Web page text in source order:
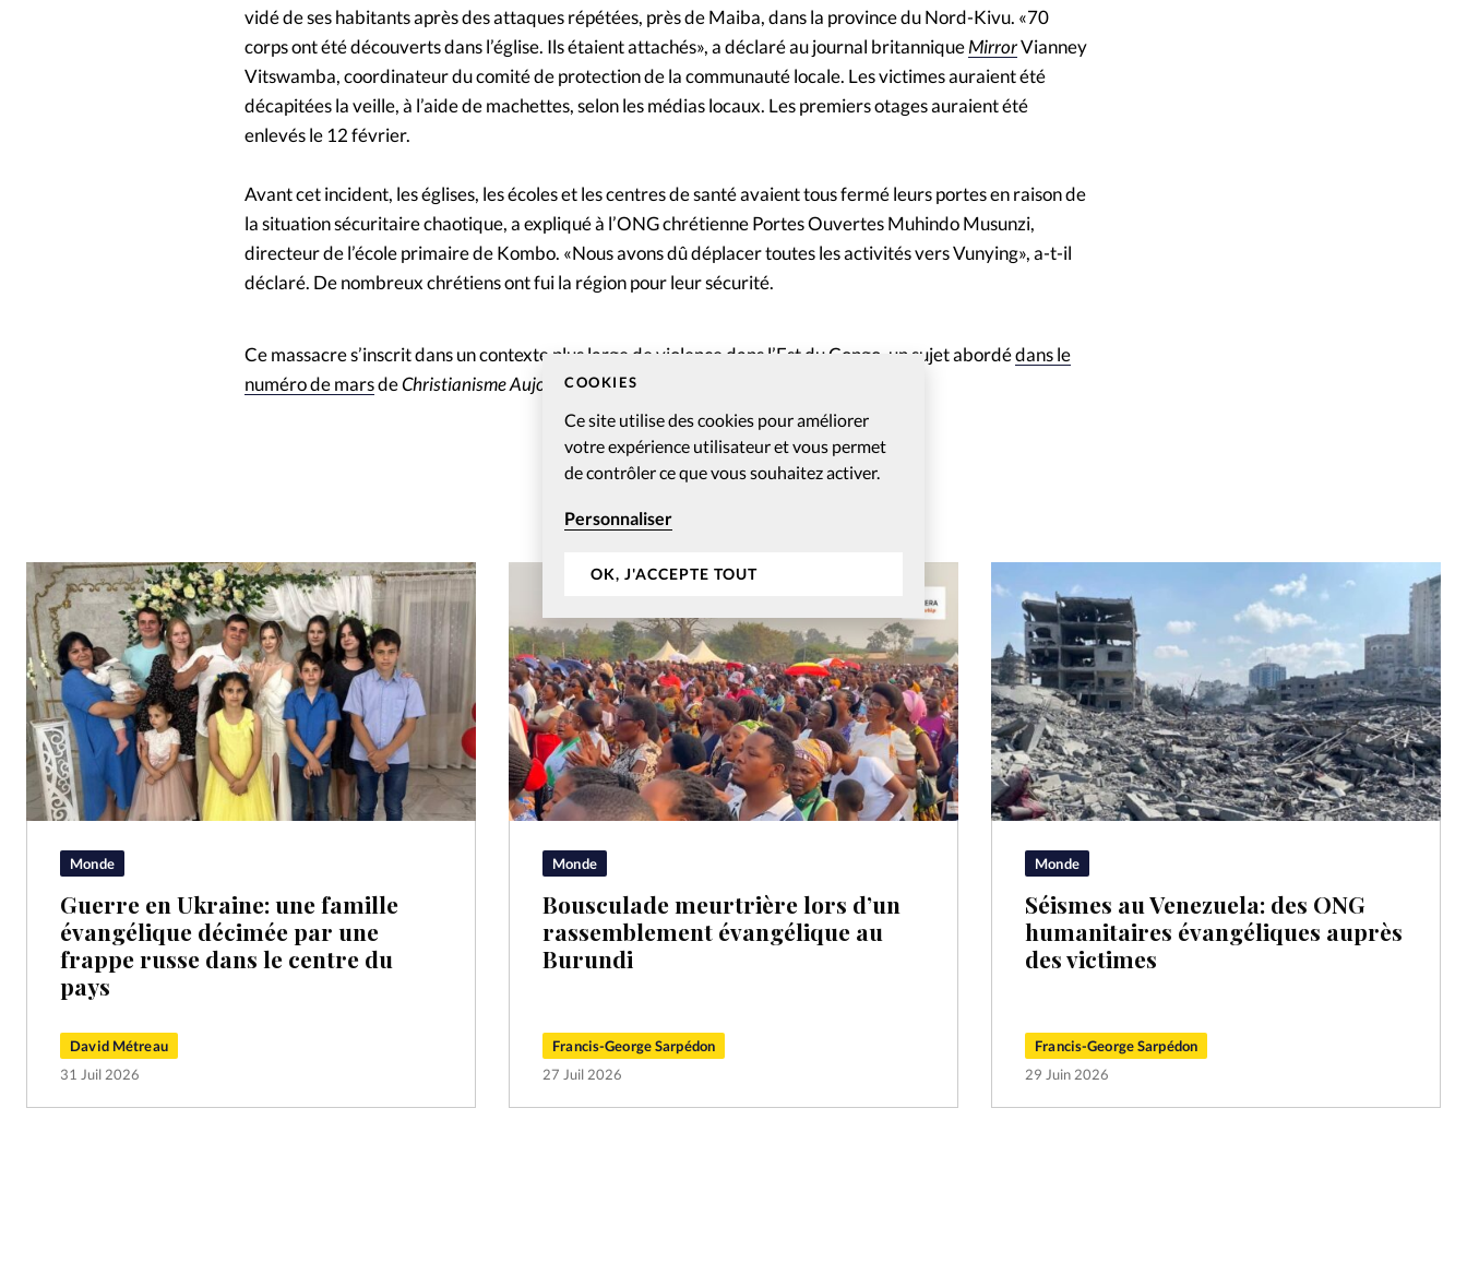
COOKIES
Ce site utilise des cookies pour améliorer
votre expérience utilisateur et vous permet
de contrôler ce que vous souhaitez activer.
Personnaliser
OK, J'ACCEPTE TOUT
vidé de ses habitants après des attaques répétées, près de Maiba, dans la province du Nord-Kivu. «70
corps ont été découverts dans l’église. Ils étaient attachés», a déclaré au journal britanniqueMirrorVianney
Vitswamba, coordinateur du comité de protection de la communauté locale. Les victimes auraient été
décapitées la veille, à l’aide de machettes, selon les médias locaux. Les premiers otages auraient été
enlevés le 12 février.
Avant cet incident, les églises, les écoles et les centres de santé avaient tous fermé leurs portes en raison de
la situation sécuritaire chaotique, a expliqué à l’ONG chrétienne Portes Ouvertes Muhindo Musunzi,
directeur de l’école primaire de Kombo. «Nous avons dû déplacer toutes les activités vers Vunying», a-t-il
déclaré. De nombreux chrétiens ont fui la région pour leur sécurité.
Ce massacre s’inscrit dans un contexte plus large de violence dans l’Est du Congo, un sujet abordédans le
numéro de marsdeChristianisme Aujourd’hui.
Monde
Guerre en Ukraine: une famille
évangélique décimée par une
frappe russe dans le centre du
pays
David Métreau
31 Juil 2026
Monde
Bousculade meurtrière lors d’un
rassemblement évangélique au
Burundi
Francis-George Sarpédon
27 Juil 2026
Monde
Séismes au Venezuela: des ONG
humanitaires évangéliques auprès
des victimes
Francis-George Sarpédon
29 Juin 2026